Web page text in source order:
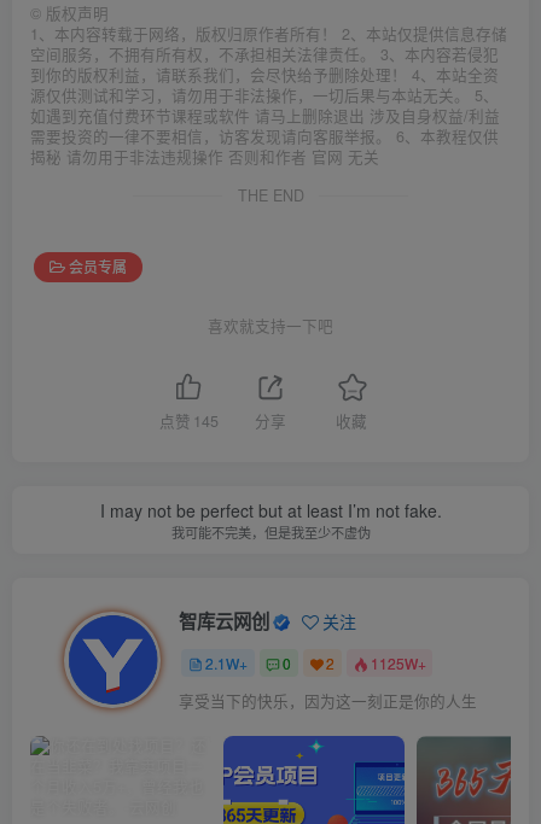
© 版权声明
1、本内容转载于网络，版权归原作者所有！ 2、本站仅提供信息存储
空间服务，不拥有所有权，不承担相关法律责任。 3、本内容若侵犯
到你的版权利益，请联系我们，会尽快给予删除处理！ 4、本站全资
源仅供测试和学习，请勿用于非法操作，一切后果与本站无关。 5、
如遇到充值付费环节课程或软件 请马上删除退出 涉及自身权益/利益
需要投资的一律不要相信，访客发现请向客服举报。 6、本教程仅供
揭秘 请勿用于非法违规操作 否则和作者 官网 无关
THE END
会员专属
喜欢就支持一下吧
点赞 145 分享 收藏
I may not be perfect but at least I’m not fake.
我可能不完美，但是我至少不虚伪
智库云网创 关注
2.1W+ 0 2 1125W+
享受当下的快乐，因为这一刻正是你的人生